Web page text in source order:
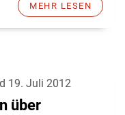
MEHR LESEN
19. Juli 2012
über